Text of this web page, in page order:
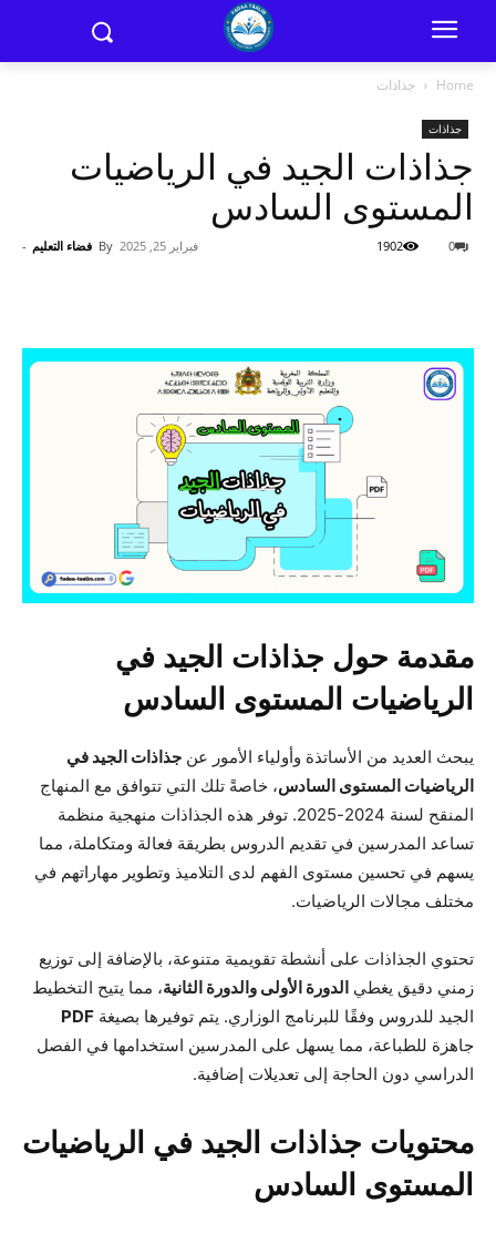
Home جذاذات
جذاذات
جذاذات الجيد في الرياضيات
المستوى السادس
By فضاء التعليم - فبراير 25, 2025 0
1902
مقدمة حول جذاذات الجيد في
الرياضيات المستوى السادس
يبحث العديد من الأساتذة وأولياء الأمور عن جذاذات الجيد في
الرياضيات المستوى السادس، خاصةً تلك التي تتوافق مع المنهاج
المنقح لسنة 2024-2025. توفر هذه الجذاذات منهجية منظمة
تساعد المدرسين في تقديم الدروس بطريقة فعالة ومتكاملة، مما
يسهم في تحسين مستوى الفهم لدى التلاميذ وتطوير مهاراتهم في
مختلف مجالات الرياضيات.
تحتوي الجذاذات على أنشطة تقويمية متنوعة، بالإضافة إلى توزيع
زمني دقيق يغطي الدورة الأولى والدورة الثانية، مما يتيح التخطيط
الجيد للدروس وفقًا للبرنامج الوزاري. يتم توفيرها بصيغة PDF
جاهزة للطباعة، مما يسهل على المدرسين استخدامها في الفصل
الدراسي دون الحاجة إلى تعديلات إضافية.
محتويات جذاذات الجيد في الرياضيات
المستوى السادس